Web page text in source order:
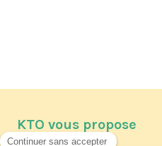
KTO vous propose